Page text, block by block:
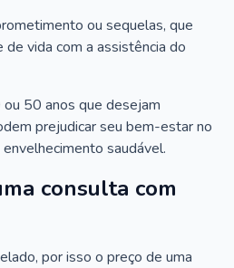
ou sequelas, que
vida com a assistência do
50 anos que desejam
prejudicar seu bem-estar no
saudável.
consulta com
por isso o preço de uma